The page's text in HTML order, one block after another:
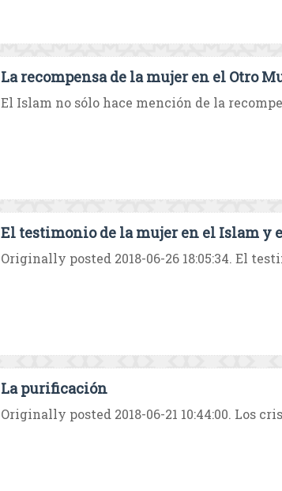
La recompensa de la mujer en el Otro
El Islam no sólo hace mención de la
El testimonio de la mujer en el Islam y
Originally posted 2018-06-26 18:05:34. El
La purificación
Originally posted 2018-06-21 10:44:00. Los